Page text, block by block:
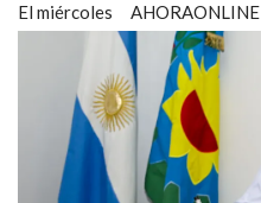
AHORAONLINE
El miércoles